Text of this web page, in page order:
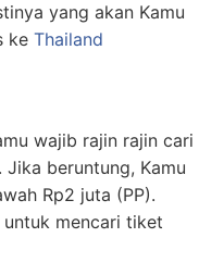
yang akan Kamu
ke Thailand
wajib rajin rajin cari
beruntung, Kamu
Rp2 juta (PP).
mencari tiket